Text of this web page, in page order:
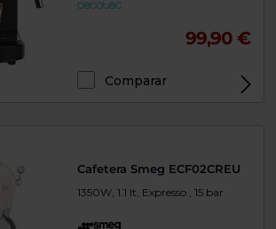
99,90 €
Comparar
Cafetera Smeg ECF02CREU
1350W, 1.1 lt, Expresso , 15 bar